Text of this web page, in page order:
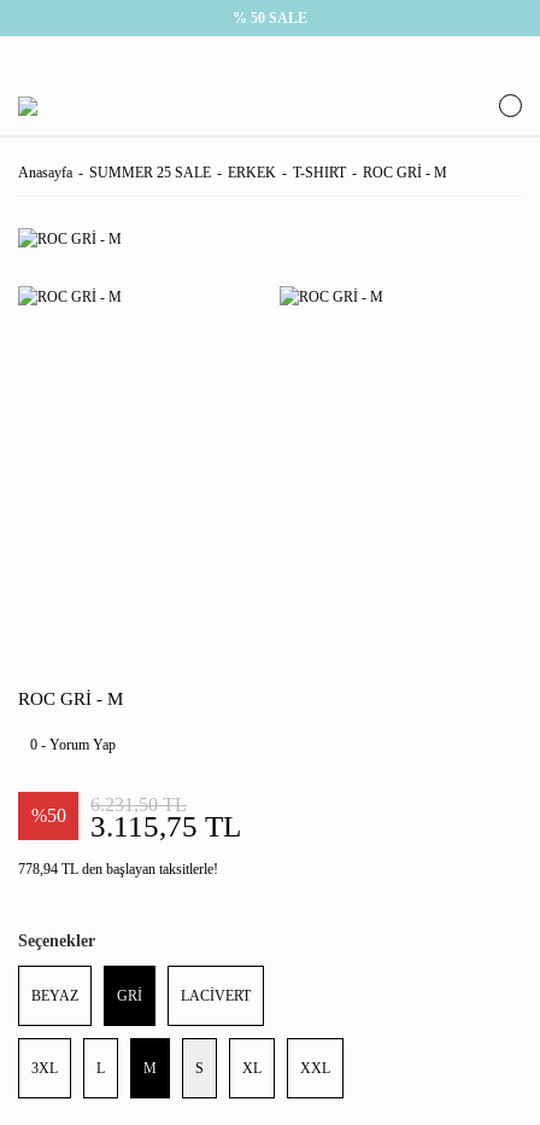
% 50 SALE
Anasayfa SUMMER 25 SALE ERKEK T-SHIRT ROC GRİ - M
ROC GRİ - M
0 - Yorum Yap
%50 3.115,75 TL
6.231,50 TL
778,94 TL den başlayan taksitlerle!
Seçenekler
BEYAZ GRİ LACİVERT
3XL L M S XL XXL